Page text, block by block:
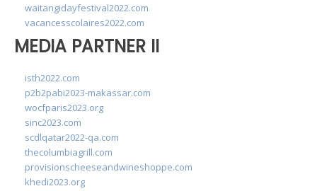
waitangidayfestival2022.com
vacancesscolaires2022.com
MEDIA PARTNER II
isth2022.com
p2b2pabi2023-makassar.com
wocfparis2023.org
sinc2023.com
scdlqatar2022-qa.com
thecolumbiagrill.com
provisionscheeseandwineshoppe.com
khedi2023.org